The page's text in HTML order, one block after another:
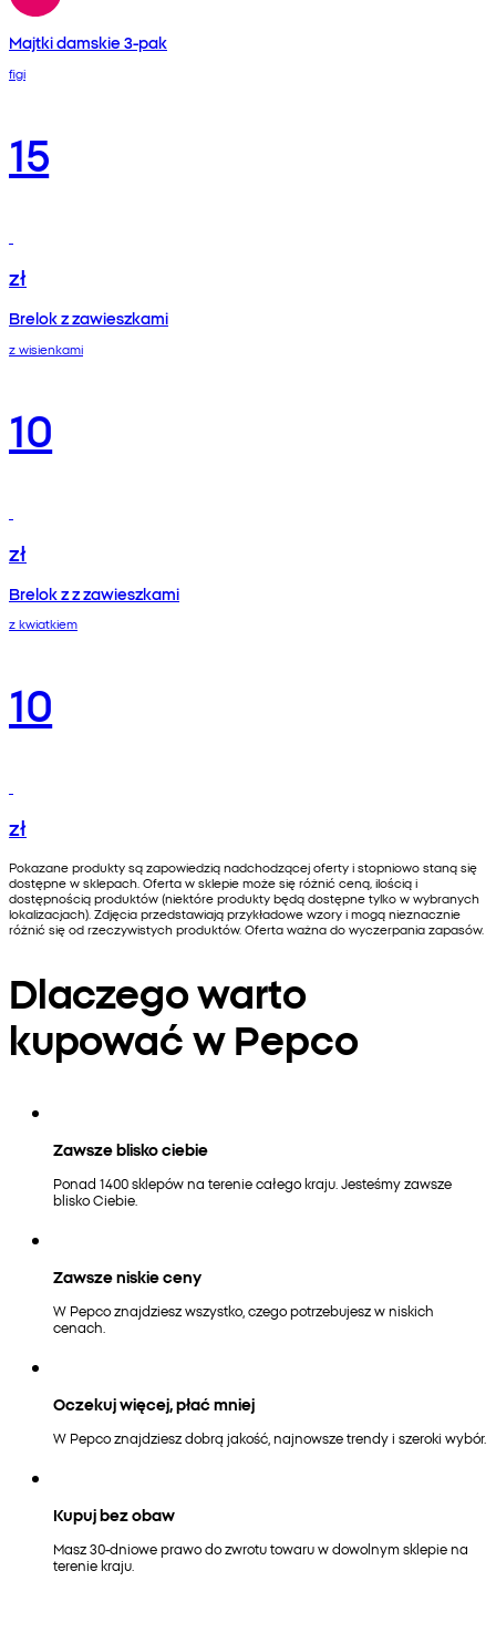
Majtki damskie 3-pak
figi
15
zł
Brelok z zawieszkami
z wisienkami
10
zł
Brelok z z zawieszkami
z kwiatkiem
10
zł
Pokazane produkty są zapowiedzią nadchodzącej oferty i stopniowo staną się
dostępne w sklepach. Oferta w sklepie może się różnić ceną, ilością i
dostępnością produktów (niektóre produkty będą dostępne tylko w wybranych
lokalizacjach). Zdjęcia przedstawiają przykładowe wzory i mogą nieznacznie
różnić się od rzeczywistych produktów. Oferta ważna do wyczerpania zapasów.
Dlaczego warto
kupować w Pepco
Zawsze blisko ciebie
Ponad 1400 sklepów na terenie całego kraju. Jesteśmy zawsze
blisko Ciebie.
Zawsze niskie ceny
W Pepco znajdziesz wszystko, czego potrzebujesz w niskich
cenach.
Oczekuj więcej, płać mniej
W Pepco znajdziesz dobrą jakość, najnowsze trendy i szeroki wybór.
Kupuj bez obaw
Masz 30-dniowe prawo do zwrotu towaru w dowolnym sklepie na
terenie kraju.